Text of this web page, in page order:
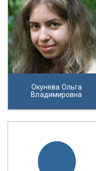
Окунева Ольга
Владимировна